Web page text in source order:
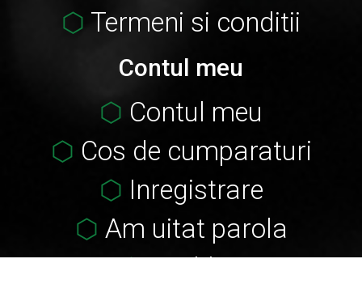
Termeni si conditii
Contul meu
Contul meu
Cos de cumparaturi
Inregistrare
Am uitat parola
Wishlist